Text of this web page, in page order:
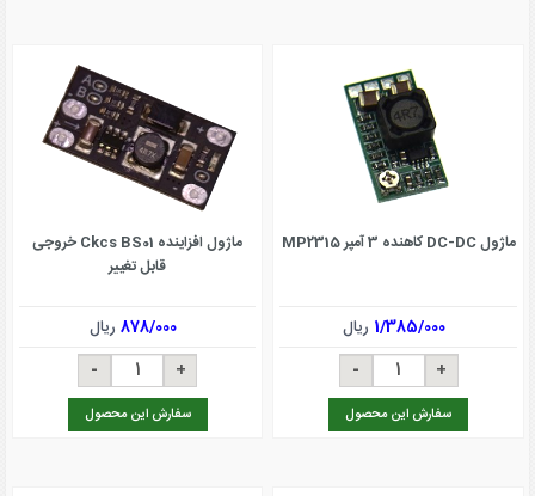
ماژول DC-DC کاهنده 3 آمپر MP2315
1/385/000 ریال
سفارش این محصول
ماژول افزاینده Ckcs BS01 خروجی
قابل تغییر
878/000 ریال
سفارش این محصول